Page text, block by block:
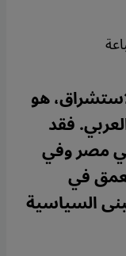
هو
فقد
مصر وفي
في
السياسية